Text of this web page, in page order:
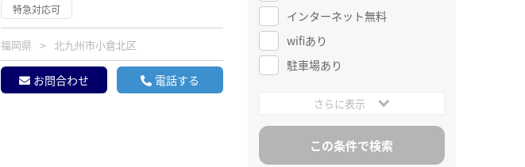
特急対応可
福岡県 北九州市小倉北区
お問合わせ 電話する
インターネット無料
wifiあり
駐車場あり
さらに表示